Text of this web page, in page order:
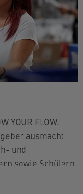
YOUR FLOW.
ausmacht
und
sowie Schülern